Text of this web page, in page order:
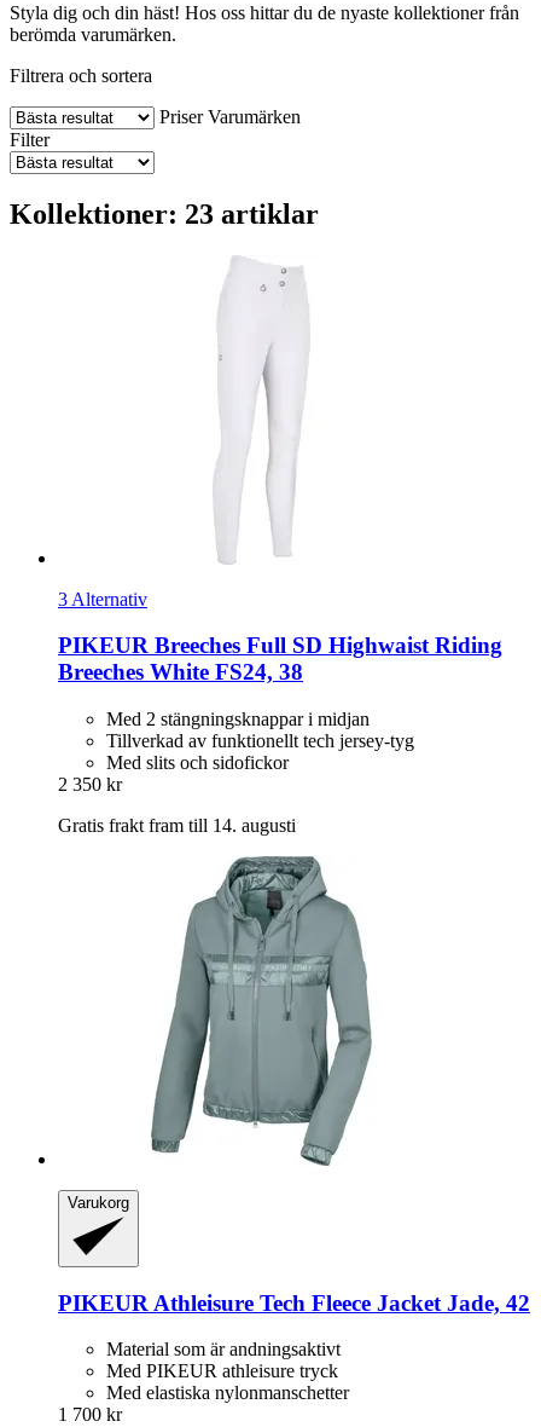
Styla dig och din häst! Hos oss hittar du de nyaste kollektioner från
berömda varumärken.
Filtrera och sortera
Priser Varumärken
Filter
Kollektioner: 23 artiklar
3 Alternativ
PIKEUR Breeches Full SD Highwaist Riding
Breeches White FS24, 38
Med 2 stängningsknappar i midjan
Tillverkad av funktionellt tech jersey-tyg
Med slits och sidofickor
2 350 kr
Gratis frakt fram till 14. augusti
Varukorg
PIKEUR Athleisure Tech Fleece Jacket Jade, 42
Material som är andningsaktivt
Med PIKEUR athleisure tryck
Med elastiska nylonmanschetter
1 700 kr